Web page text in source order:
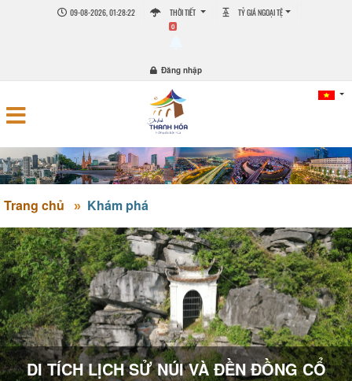
09-08-2026, 01:28:22 THỜI TIẾT TỶ GIÁ NGOẠI TỆ
0
Đăng nhập
Trang chủ Khám phá
DI TÍCH LỊCH SỬ NÚI VÀ ĐỀN ĐỒNG CỔ